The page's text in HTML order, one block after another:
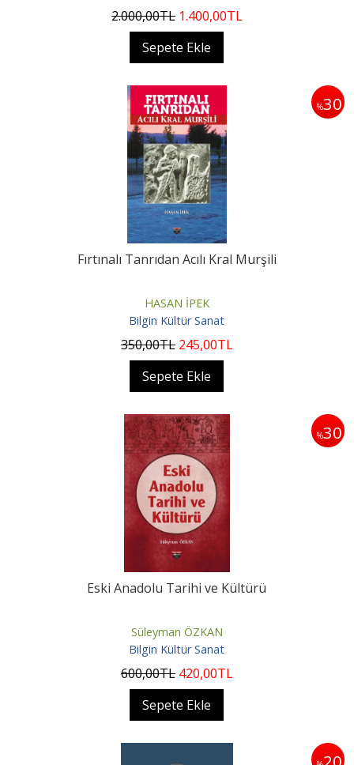
2.000,00TL 1.400,00TL
Sepete Ekle
%30
Fırtınalı Tanrıdan Acılı Kral Murşili
HASAN İPEK
Bilgin Kültür Sanat
350,00TL 245,00TL
Sepete Ekle
%30
Eski Anadolu Tarihi ve Kültürü
Süleyman ÖZKAN
Bilgin Kültür Sanat
600,00TL 420,00TL
Sepete Ekle